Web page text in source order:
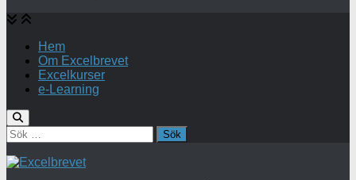
Hem
Om Excelbrevet
Excelkurser
e-Learning
Sök
efter: